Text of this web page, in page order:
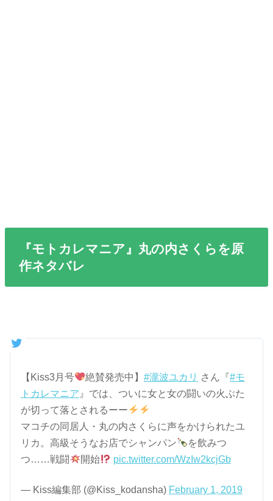
『モトカレマニア』丸の内さくらを原
作ネタバレ
【Kiss3月号 絶賛発売中】 #瀧波ユカリ さん『#モ
トカレマニア 』では、ついに女と女の闘いの火ぶた
が切って落とされるーー
マコチの同居人・丸の内さくらに声をかけられたユ
リカ。高級そうなお店でシャンパン
を飲みつ
つ……戦闘
開始 pic.twitter.com/WzIw2kcjGb
— Kiss編集部 (@Kiss_kodansha) February 1, 2019